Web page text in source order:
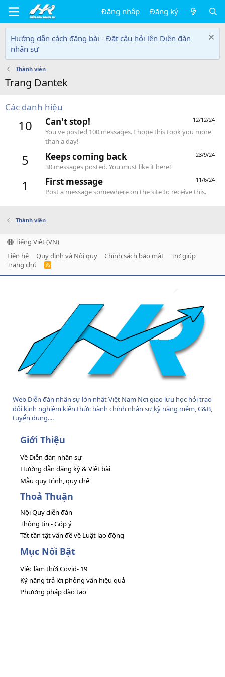
Đăng nhập Đăng ký
Hướng dẫn cách đăng bài - Đặt câu hỏi lên Diễn đàn
nhân sự
Thành viên
Trang Dantek
Các danh hiệu
10 12/12/24
Can't stop!
You've posted 100 messages. I hope this took you more
than a day!
5 23/9/24
Keeps coming back
30 messages posted. You must like it here!
1 11/6/24
First message
Post a message somewhere on the site to receive this.
Thành viên
Tiếng Việt (VN)
Liên hệ
Quy định và Nội quy Chính sách bảo mật
Trợ giúp
Trang chủ
R
Web Diễn đàn nhân sự lớn nhất Việt Nam Nơi giao lưu học hỏi trao
đổi kinh nghiệm kiến thức hành chính nhân sự,kỹ năng mềm, C&B,
tuyển dụng....
Giới Thiệu
Về Diễn đàn nhân sự
Hướng dẫn đăng ký & Viết bài
Mẫu quy trình, quy chế
Thoả Thuận
Nội Quy diễn đàn
Thông tin - Góp ý
Tất tần tật vấn đề về Luật lao động
Mục Nổi Bật
Việc làm thời Covid- 19
Kỹ năng trả lời phỏng vấn hiệu quả
Phương pháp đào tạo